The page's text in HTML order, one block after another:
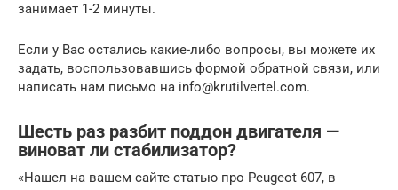
занимает 1-2 минуты.
Если у Вас остались какие-либо вопросы, вы можете их
задать, воспользовавшись формой обратной связи, или
написать нам письмо на info@krutilvertel.com.
Шесть раз разбит поддон двигателя —
виноват ли стабилизатор?
«Нашел на вашем сайте статью про Peugeot 607, в